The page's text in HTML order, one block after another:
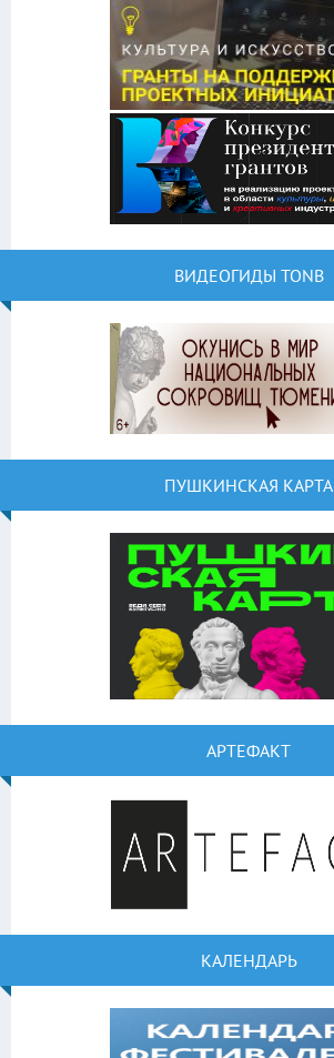
ВИДЕОГИДЫ TONB
ПУШКИНСКАЯ КАРТА
АРТЕФАКТ
КАЛЕНДАРЬ